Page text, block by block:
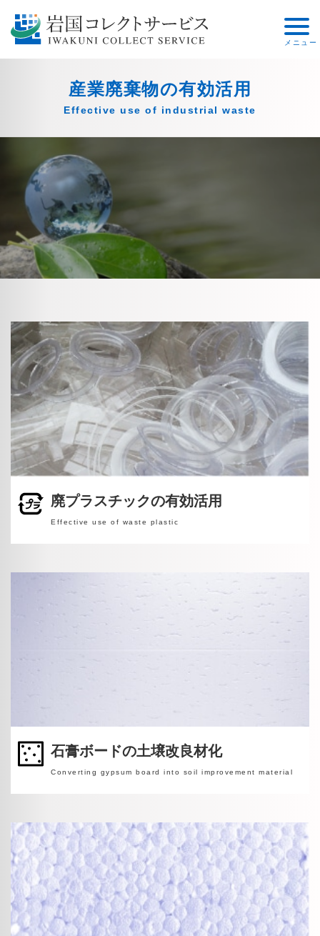
産業廃棄物の有効活用
廃プラスチックの有効活用
Effective use of waste plastic
石膏ボードの土壌改良材化
Converting gypsum board into soil improvement material